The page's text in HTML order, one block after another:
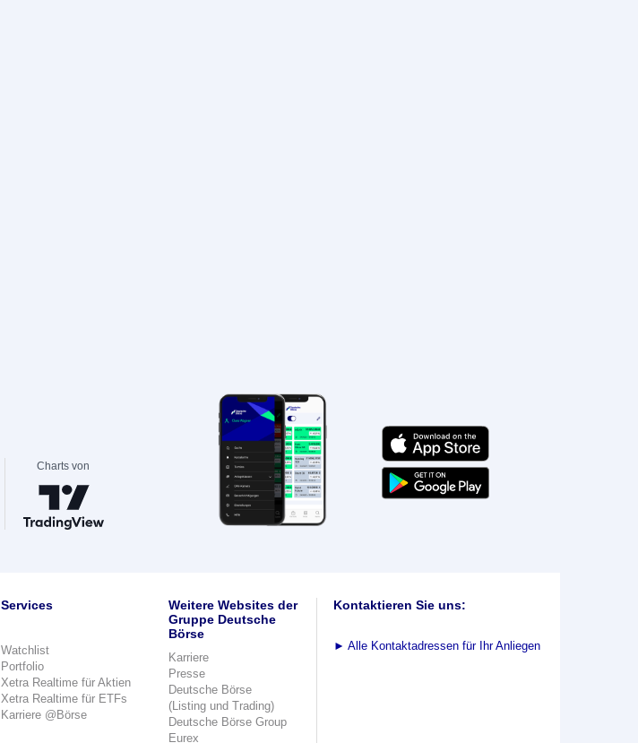
Charts von
Services
Watchlist
Portfolio
Xetra Realtime für Aktien
Xetra Realtime für ETFs
Karriere @Börse
Weitere Websites der
Gruppe Deutsche
Börse
Karriere
Presse
Deutsche Börse
(Listing und Trading)
Deutsche Börse Group
Eurex
Kontaktieren Sie uns:
► Alle Kontaktadressen für Ihr Anliegen